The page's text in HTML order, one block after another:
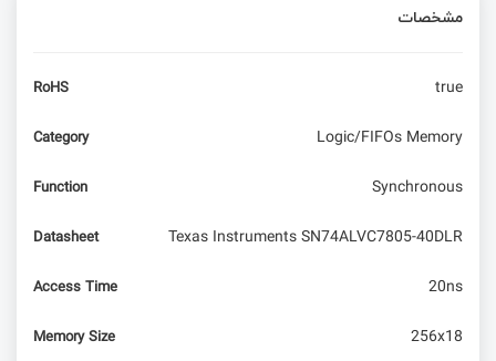
بررسی حالت Deep sleep ماژول ePulse Feather
مدل ESP32
بررسی روش‌های حفاظت ورودی ADC در برابر اضافه
مشخصات
RoHS true
Category Logic/FIFOs Memory
Function Synchronous
Datasheet Texas Instruments SN74ALVC7805-40DLR
Access Time 20ns
Memory Size 256x18